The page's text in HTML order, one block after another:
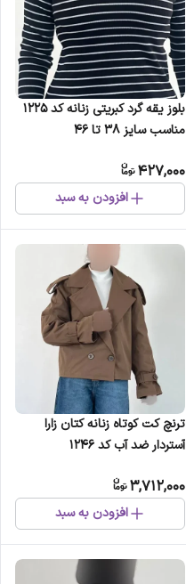
بلوز یقه گرد کبریتی زنانه کد 1225
مناسب سایز 38 تا 46
427,000
افزودن به سبد
ترنچ کت کوتاه زنانه کتان زارا
آستردار ضد آب کد 1246
3,712,000
افزودن به سبد